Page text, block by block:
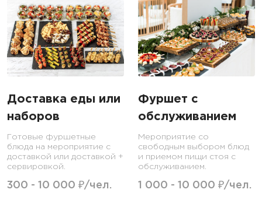
Доставка еды или
наборов
Готовые фуршетные
блюда на мероприятие с
доставкой или доставкой +
сервировкой.
300 - 10 000 ₽/чел.
Фуршет с
обслуживанием
Мероприятие со
свободным выбором блюд
и приемом пищи стоя с
обслуживанием.
1 000 - 10 000 ₽/чел.